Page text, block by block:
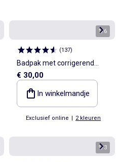
1/6
(137)
Badpak met corrigerend
effect
€ 30,00
In winkelmandje
Exclusief online | 2 kleuren
1/3